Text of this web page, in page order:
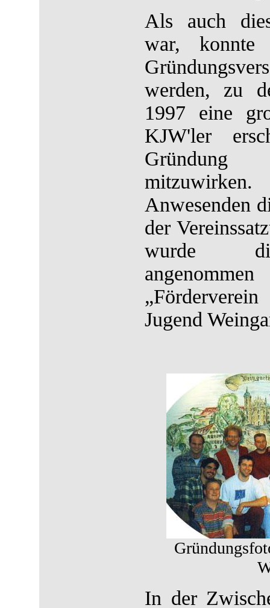
Als auch
war, konnte
werden, zu
1997 eine
KJW'ler
Anwesenden
der
wurde
Jugend
In der